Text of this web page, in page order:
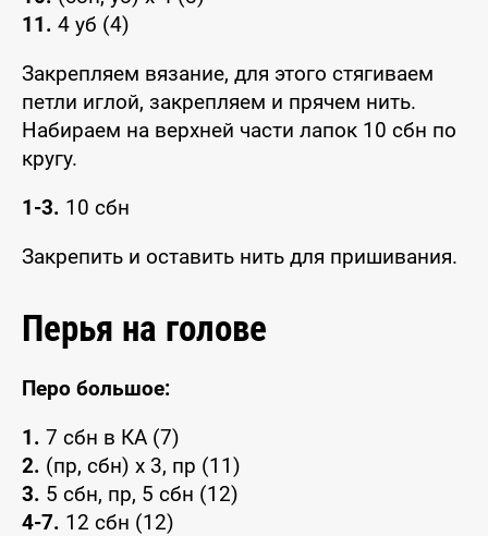
11. 4 уб (4)
Закрепляем вязание, для этого стягиваем
петли иглой, закрепляем и прячем нить.
Набираем на верхней части лапок 10 сбн по
кругу.
1-3. 10 сбн
Закрепить и оставить нить для пришивания.
Перья на голове
Перо большое:
1. 7 сбн в КА (7)
2. (пр, сбн) x 3, пр (11)
3. 5 сбн, пр, 5 сбн (12)
4-7. 12 сбн (12)